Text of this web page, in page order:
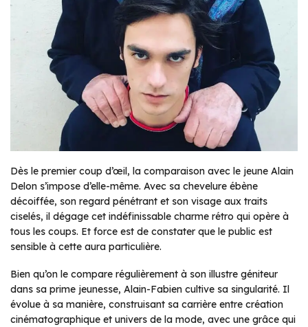
Dès le premier coup d’œil, la comparaison avec le jeune Alain
Delon s’impose d’elle-même. Avec sa chevelure ébène
décoiffée, son regard pénétrant et son visage aux traits
ciselés, il dégage cet indéfinissable charme rétro qui opère à
tous les coups. Et force est de constater que le public est
sensible à cette aura particulière.
Bien qu’on le compare régulièrement à son illustre géniteur
dans sa prime jeunesse, Alain-Fabien cultive sa singularité. Il
évolue à sa manière, construisant sa carrière entre création
cinématographique et univers de la mode, avec une grâce qui